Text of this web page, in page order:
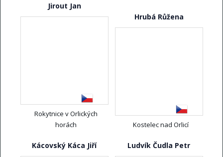
Jirout Jan
Rokytnice v Orlických
horách
Hrubá Růžena
Kostelec nad Orlicí
Kácovský Káca Jiří Ludvík Čudla Petr